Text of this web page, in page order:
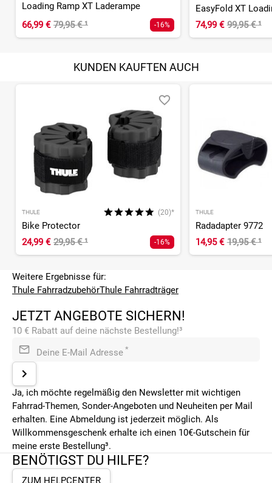
Loading Ramp XT Laderampe
66,99 € 79,95 €¹ -16% 74,99 € 99,95 €¹
KUNDEN KAUFTEN AUCH
THULE (20)*
Bike Protector
24,99 € 29,95 €¹ -16%
THULE
Radadapter 9772
14,95 € 19,95 €¹
Weitere Ergebnisse für:
Thule FahrradzubehörThule Fahrradträger
JETZT ANGEBOTE SICHERN!
10 € Rabatt auf deine nächste Bestellung!³
Deine E-Mail Adresse *
Ja, ich möchte regelmäßig den Newsletter mit wichtigen
Fahrrad-Themen, Sonder-Angeboten und Neuheiten per Mail
erhalten. Eine Abmeldung ist jederzeit möglich. Als
Willkommensgeschenk erhalte ich einen 10€-Gutschein für
meine erste Bestellung³.
BENÖTIGST DU HILFE?
ZUM HELPCENTER